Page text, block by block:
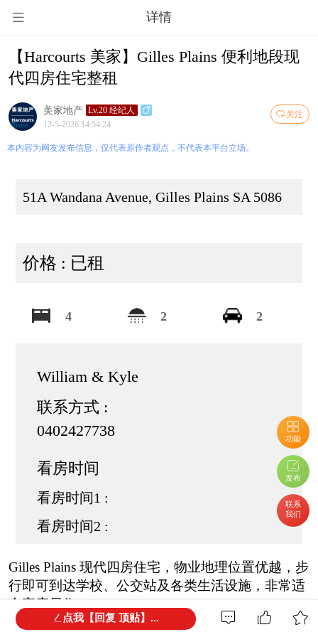
详情
功能
发布
联系
我们
【Harcourts 美家】Gilles Plains 便利地段现
代四房住宅整租
关注
美家地产 Lv.20 经纪人
12-5-2026 14:54:24
本内容为网友发布信息，仅代表原作者观点，不代表本平台立场。
51A Wandana Avenue, Gilles Plains SA 5086
价格 : 已租
4 2 2
William & Kyle
联系方式 :
0402427738
看房时间
看房时间1 :
看房时间2 :
Gilles Plains 现代四房住宅，物业地理位置优越，步
行即可到达学校、公交站及各类生活设施，非常适
合家庭居住。
开放式设计结合低维护庭院，为日常生活带来便利
点我【回复 顶贴】...